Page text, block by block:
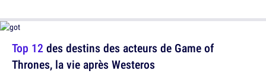
Top 12 des destins des acteurs de Game of
Thrones, la vie après Westeros